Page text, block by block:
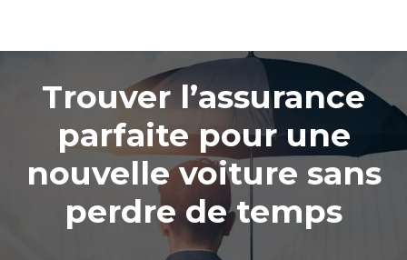
Trouver l’assurance
parfaite pour une
nouvelle voiture sans
perdre de temps